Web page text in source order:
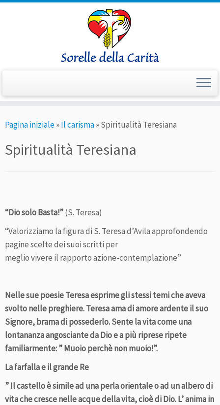
alPagina iniziale»Il carisma»Spiritualità Teresiana
Spiritualità Teresiana
“Dio solo Basta!”(S. Teresa)
“Valorizziamo la figura di S. Teresa d’Avila approfondendo
pagine scelte dei suoi scritti per
meglio vivere il rapporto azione-contemplazione”
Nelle sue poesie Teresa esprime gli stessi temi che aveva
svolto nelle preghiere. Teresa ama di amore ardente il suo
Signore, brama di possederlo. Sente la vita come una
lontananza angosciante da Dio e a più riprese ripete
familiarmente: ” Muoio perchè non muoio!”.
La farfalla e il grande Re
” Il castello è simile ad una perla orientale o ad un albero di
vita che cresce nelle acque della vita, cioè di Dio. L’ anima in